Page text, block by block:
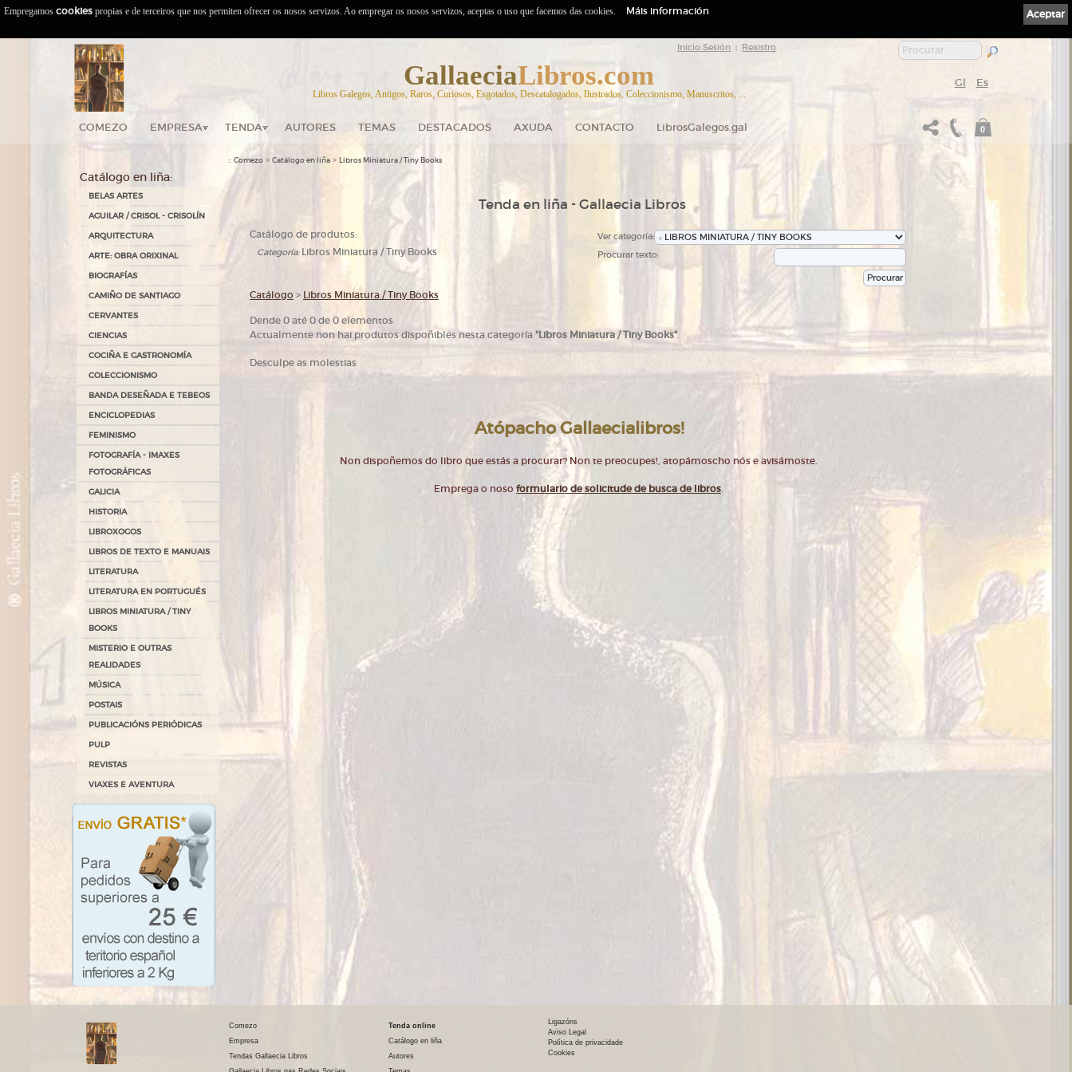
Inicio Sesión Rexistro
GallaeciaLibros.com
Libros Galegos, Antigos, Raros, Curiosos, Esgotados, Descatalogados, Ilustrados, Coleccionismo, Manuscritos, ...
Gl Es
COMEZO EMPRESA TENDA AUTORES TEMAS DESTACADOS AXUDA CONTACTO LibrosGalegos.gal 0
Catálogo en liña:
BELAS ARTES
AGUILAR / CRISOL - CRISOLÍN
ARQUITECTURA
ARTE: OBRA ORIXINAL
BIOGRAFÍAS
CAMIÑO DE SANTIAGO
CERVANTES
CIENCIAS
COCIÑA E GASTRONOMÍA
COLECCIONISMO
BANDA DESEÑADA E TEBEOS
ENCICLOPEDIAS
FEMINISMO
FOTOGRAFÍA - IMAXES
FOTOGRÁFICAS
GALICIA
HISTORIA
LIBROXOGOS
LIBROS DE TEXTO E MANUAIS
LITERATURA
LITERATURA EN PORTUGUÉS
LIBROS MINIATURA / TINY
BOOKS
MISTERIO E OUTRAS
REALIDADES
MÚSICA
POSTAIS
PUBLICACIÓNS PERIÓDICAS
PULP
REVISTAS
VIAXES E AVENTURA
:: Comezo > Catálogo en liña > Libros Miniatura / Tiny Books
Tenda en liña - Gallaecia Libros
Catálogo de produtos:
Categoría:Libros Miniatura / Tiny Books
Ver categoría:
Procurar texto:
Catálogo > Libros Miniatura / Tiny Books
Dende 0 até 0 de 0 elementos
Actualmente non hai produtos dispoñibles nesta categoría "Libros Miniatura / Tiny Books".
Desculpe as molestias
Atópacho Gallaecialibros!
Non dispoñemos do libro que estás a procurar? Non te preocupes!, atopámoscho nós e avisámoste.
Emprega o noso formulario de solicitude de busca de libros.
Comezo
Empresa
Tendas Gallaecia Libros
Tenda online
Catálogo en liña
Autores
Ligazóns
Aviso Legal
Política de privacidade
Cookies
Aceptar
Empregamos cookies propias e de terceiros que nos permiten ofrecer os nosos servizos. Ao empregar os nosos servizos, aceptas o uso que facemos das cookies. Máis información